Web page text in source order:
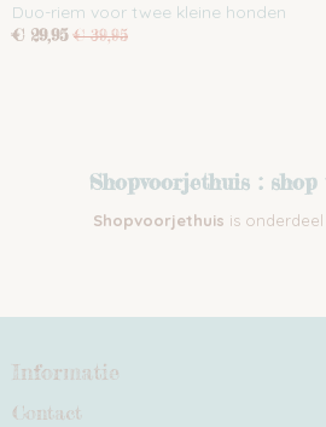
Duo-riem voor twee kleine honden
€ 29,95 € 39,95
Shopvoorjethuis :
Shopvoorjethuis is
Informatie
Contact